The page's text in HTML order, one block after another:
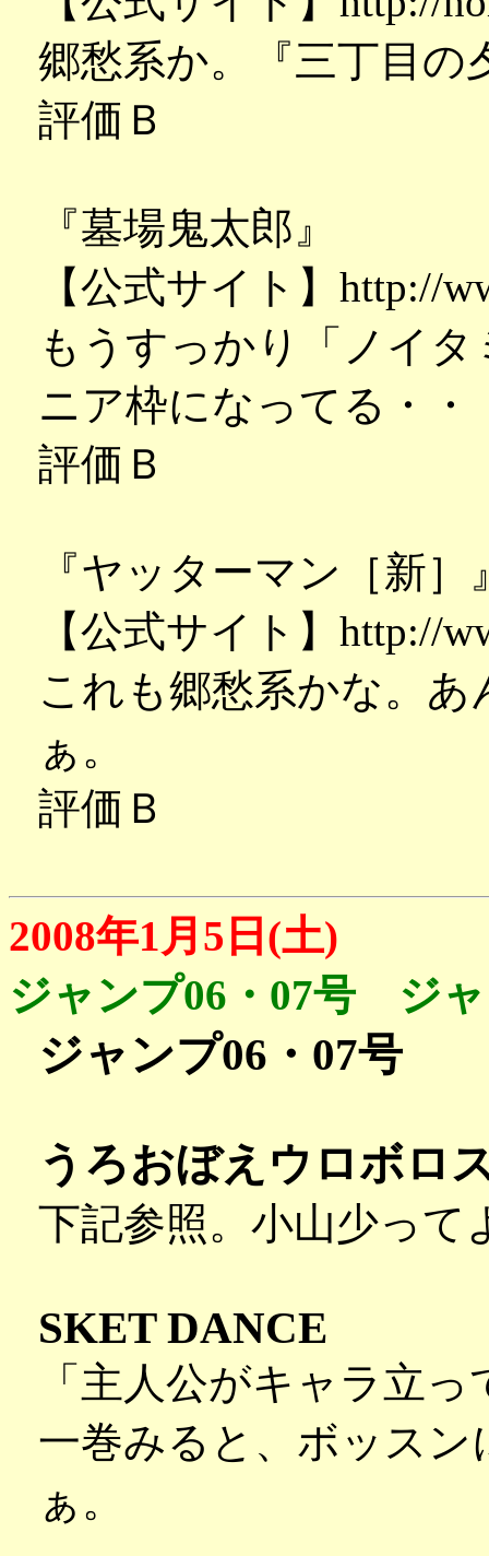
郷愁系か。『三丁目の
評価Ｂ
『墓場鬼太郎』
【公式サイト】http://
もうすっかり「ノイ
ニア枠になってる・・
評価Ｂ
『ヤッターマン［新］
【公式サイト】http://
これも郷愁系かな。
ぁ。
評価Ｂ
2008年1月5日(土)
ジャンプ06・07号 ジ
ジャンプ06・07号
うろおぼえウロボロ
下記参照。小山少って
SKET DANCE
「主人公がキャラ立
一巻みると、ボッス
ぁ。